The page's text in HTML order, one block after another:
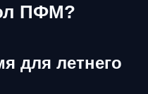
ПФМ?
для летнего